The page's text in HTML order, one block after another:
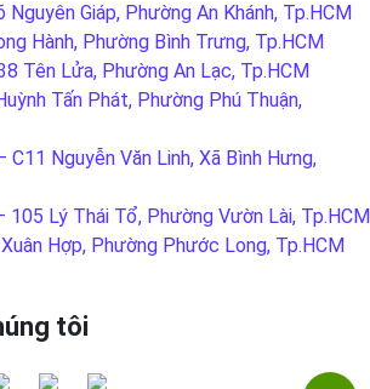
Nguyên Giáp, Phường An Khánh, Tp.HCM
Hành, Phường Bình Trưng, Tp.HCM
Tên Lửa, Phường An Lạc, Tp.HCM
Tấn Phát, Phường Phú Thuận,
C11 Nguyễn Văn Linh, Xã Bình Hưng,
105 Lý Thái Tổ, Phường Vườn Lài, Tp.HCM
Hợp, Phường Phước Long, Tp.HCM
tôi